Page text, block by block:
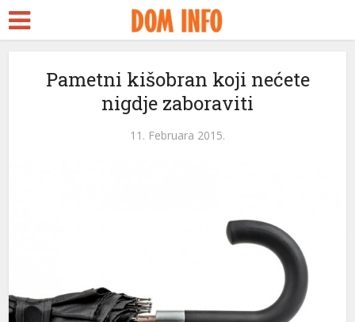
Pametni kišobran koji nećete
nigdje zaboraviti
11. Februara 2015.